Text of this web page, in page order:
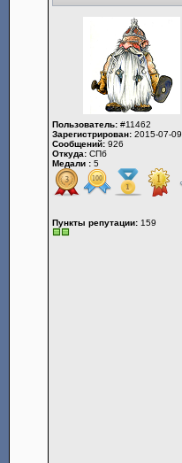
Пользователь:#11462
Зарегистрирован:2015-07-09
Сообщений:926
Откуда:СПб
Медали :5
Пункты репутации:159